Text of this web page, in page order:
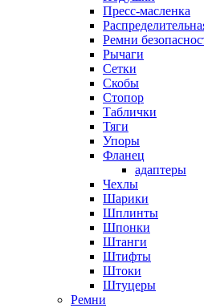
Пресс-масленка
Ремни
Рычаги
Сетки
Скобы
Стопор
Таблички
Тяги
Упоры
Фланец
адаптеры
Чехлы
Шарики
Шплинты
Шпонки
Штанги
Штифты
Штоки
Штуцеры
Ремни